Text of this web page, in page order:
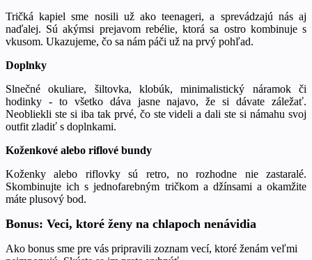
Tričká kapiel sme nosili už ako teenageri, a sprevádzajú nás aj
naďalej. Sú akýmsi prejavom rebélie, ktorá sa ostro kombinuje s
vkusom. Ukazujeme, čo sa nám páči už na prvý pohľad.
Doplnky
Slnečné okuliare, šiltovka, klobúk, minimalistický náramok či
hodinky - to všetko dáva jasne najavo, že si dávate záležať.
Neobliekli ste si iba tak prvé, čo ste videli a dali ste si námahu svoj
outfit zladiť s doplnkami.
Koženkové alebo riflové bundy
Koženky alebo riflovky sú retro, no rozhodne nie zastaralé.
Skombinujte ich s jednofarebným tričkom a džínsami a okamžite
máte plusový bod.
Bonus: Veci, ktoré ženy na chlapoch nenávidia
Ako bonus sme pre vás pripravili zoznam vecí, ktoré ženám veľmi